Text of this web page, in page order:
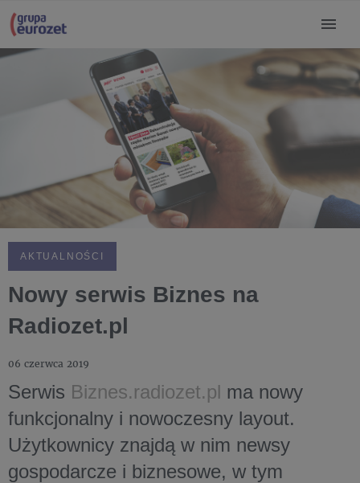
AKTUALNOŚCI
Nowy serwis Biznes na
Radiozet.pl
06 czerwca 2019
Serwis Biznes.radiozet.pl ma nowy
funkcjonalny i nowoczesny layout.
Użytkownicy znajdą w nim newsy
gospodarcze i biznesowe, w tym